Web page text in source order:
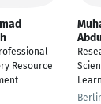
Resource